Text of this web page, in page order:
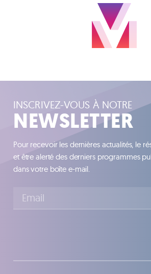
INSCRIVEZ-VOUS À NOTRE
NEWSLETTER
Pour recevoir les dernières actualités, le
et être alerté des derniers programmes
dans votre boîte e-mail.